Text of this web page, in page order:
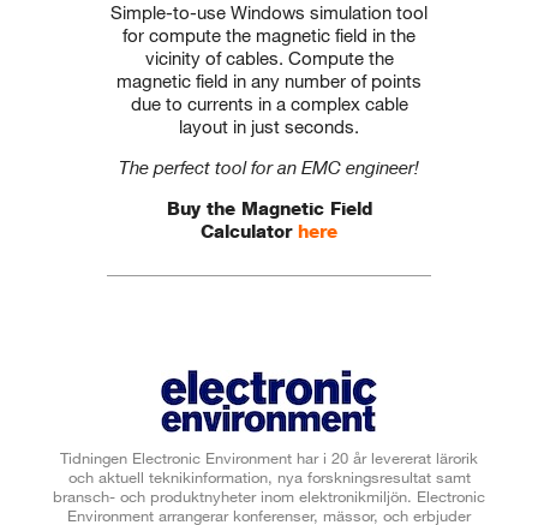
Simple-to-use Windows simulation tool
for compute the magnetic field in the
vicinity of cables. Compute the
magnetic field in any number of points
due to currents in a complex cable
layout in just seconds.
The perfect tool for an EMC engineer!
Buy the Magnetic Field
Calculator here
Tidningen Electronic Environment har i 20 år levererat lärorik
och aktuell teknikinformation, nya forskningsresultat samt
bransch- och produktnyheter inom elektronikmiljön. Electronic
Environment arrangerar konferenser, mässor, och erbjuder